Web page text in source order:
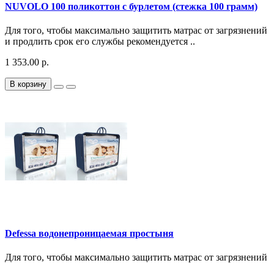
NUVOLO 100 поликоттон с бурлетом (стежка 100 грамм)
Для того, чтобы максимально защитить матрас от загрязнений
и продлить срок его службы рекомендуется ..
1 353.00 р.
В корзину
Defessa водонепроницаемая простыня
Для того, чтобы максимально защитить матрас от загрязнений